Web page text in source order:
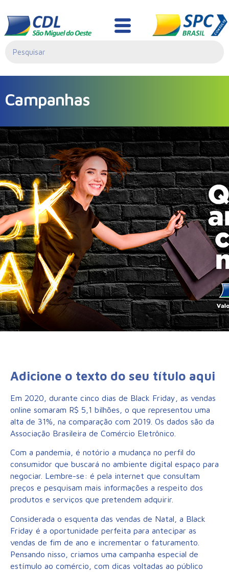
Campanhas
Adicione o texto do seu título aqui
Em 2020, durante cinco dias de Black Friday , as vendas
online somaram R$ 5,1 bilhões, o que representou uma
alta de 31%, na comparação com 2019. Os dados são da
Associação Brasileira de Comércio Eletrônico.
Com a pandemia, é notório a mudança no perfil do
consumidor que buscará no ambiente digital espaço para
negociar. Lembre-se: é pela internet que consultam
preços e pesquisam mais informações a respeito dos
produtos e serviços que pretendem adquirir.
Considerada o esquenta das vendas de Natal, a Black
Friday é a oportunidade perfeita para antecipar as
vendas de fim de ano e incrementar o faturamento.
Pensando nisso, criamos uma campanha especial de
estímulo ao comércio, com dicas voltadas ao público